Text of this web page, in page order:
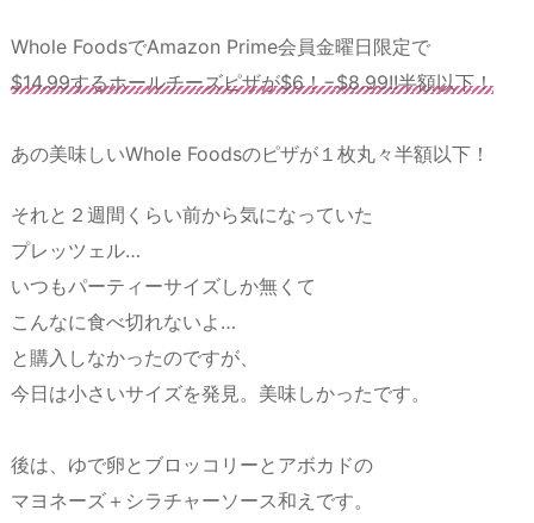
Whole FoodsでAmazon Prime会員金曜日限定で
$14.99するホールチーズピザが$6！−$8.99!!半額以下！
あの美味しいWhole Foodsのピザが１枚丸々半額以下！
それと２週間くらい前から気になっていた
プレッツェル…
いつもパーティーサイズしか無くて
こんなに食べ切れないよ…
と購入しなかったのですが、
今日は小さいサイズを発見。美味しかったです。
後は、ゆで卵とブロッコリーとアボカドの
マヨネーズ＋シラチャーソース和えです。